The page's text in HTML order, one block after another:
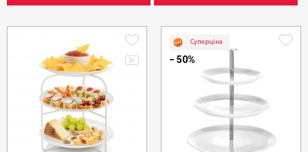
Суперціна
− 50%